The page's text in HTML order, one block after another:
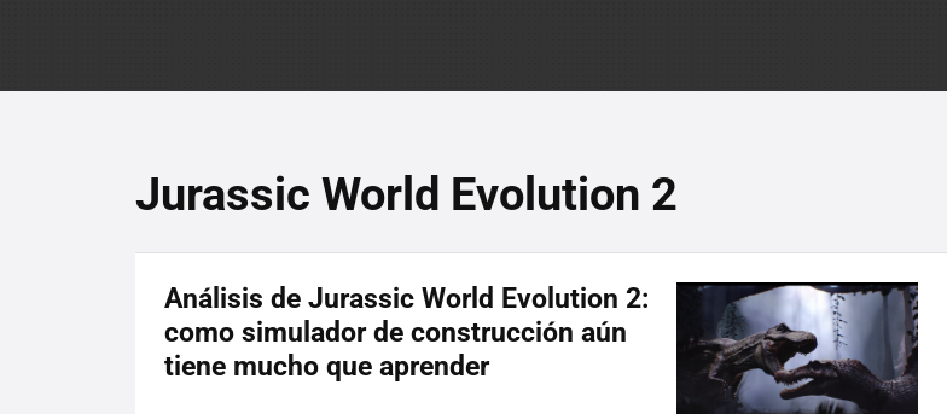
Jurassic World Evolution 2
Análisis de Jurassic World Evolution 2:
como simulador de construcción aún
tiene mucho que aprender